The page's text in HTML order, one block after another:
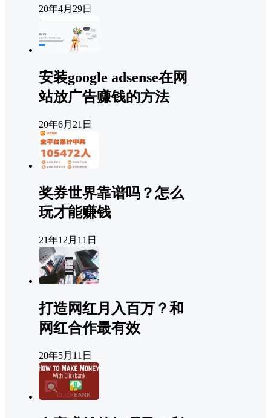
20年4月29日
安装google adsense在网
站放广告赚钱的方法
20年6月21日
奖券世界靠谱吗？怎么
玩才能赚钱
21年12月11日
打造网红月入百万？和
网红合作最有效
20年5月11日